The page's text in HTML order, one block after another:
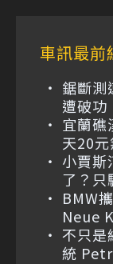
車訊最前
鋸斷測
遭破功
宜蘭礁
天20
小賈斯
了？只
BMW
Neue
不只是
統